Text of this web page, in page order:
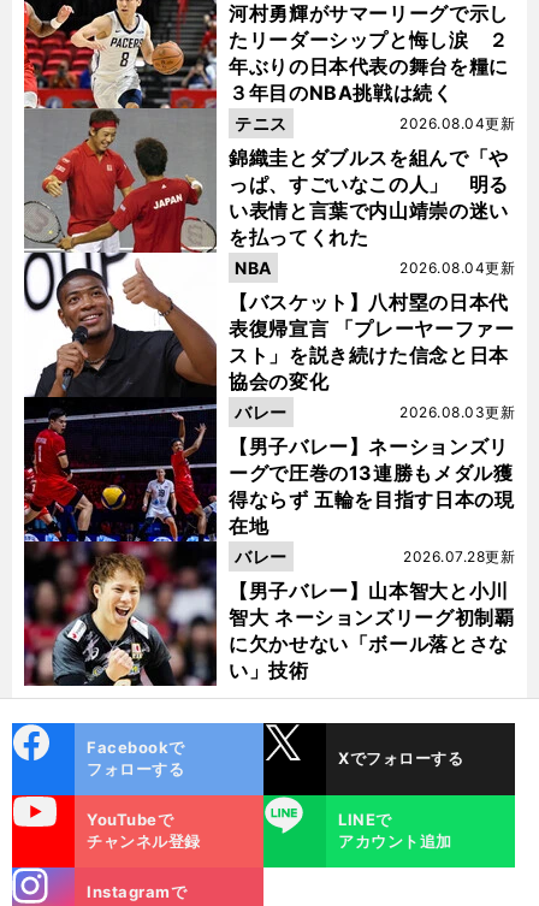
河村勇輝がサマーリーグで示し
たリーダーシップと悔し涙 ２
年ぶりの日本代表の舞台を糧に
３年目のNBA挑戦は続く
錦織圭とダブルスを組んで「や
っぱ、すごいなこの人」 明る
い表情と言葉で内山靖崇の迷い
を払ってくれた
2026.08.04更新
テニス
【バスケット】八村塁の日本代
表復帰宣言 「プレーヤーファー
スト」を説き続けた信念と日本
協会の変化
2026.08.04更新
NBA
【男子バレー】ネーションズリ
ーグで圧巻の13連勝もメダル獲
得ならず 五輪を目指す日本の現
在地
2026.08.03更新
バレー
【男子バレー】山本智大と小川
智大 ネーションズリーグ初制覇
に欠かせない「ボール落とさな
い」技術
2026.07.28更新
バレー
ok
Facebookで
フォローする
Xでフォローする
YouTubeで
チャンネル登録
LINE
LINEで
アカウント追加
Instagramで